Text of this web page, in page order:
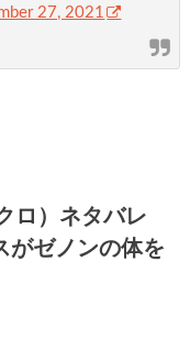
27, 2021
ロ）ネタバレ
がゼノンの体を